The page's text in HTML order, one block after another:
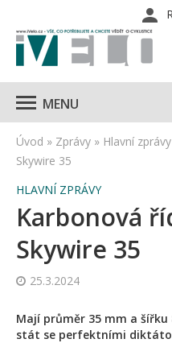
MENU
Úvod » Zprávy » Hlavní zprávy
Skywire 35
HLAVNÍ ZPRÁVY
Karbonová
Skywire 35
25.3.2024
Mají průměr 35 mm a
stát se perfektními